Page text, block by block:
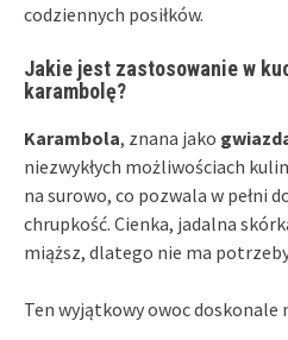
codziennych posiłków.
Jakie jest zastosowanie w
karambolę?
Karambola, znana jako
niezwykłych możliwościach
na surowo, co pozwala w pełni
chrupkość. Cienka, jadalna
miąższ, dlatego nie ma
Ten wyjątkowy owoc doskonale